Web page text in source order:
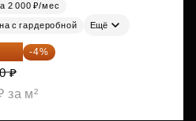
2 000 ₽/мес
с гардеробной Ещё
₽ -4%
₽
за м²